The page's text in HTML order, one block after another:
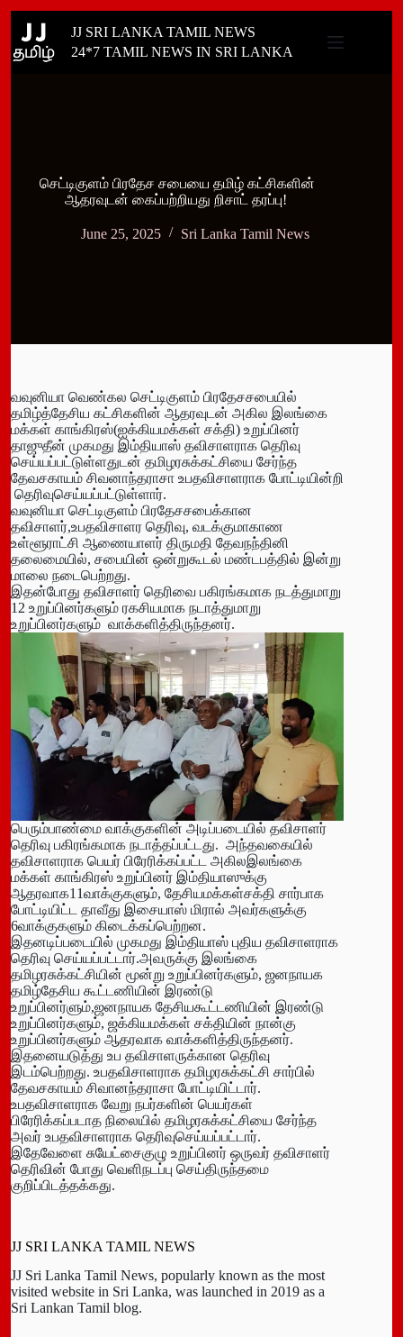
content
JJ SRI LANKA TAMIL NEWS
24*7 TAMIL NEWS IN SRI LANKA
செட்டிகுளம் பிரதேச சபையை தமிழ் கட்சிகளின்
ஆதரவுடன் கைப்பற்றியது றிசாட் தரப்பு!
June 25, 2025 Sri Lanka Tamil News
வவுனியா வெண்கல செட்டிகுளம் பிரதேசசபையில்
தமிழ்த்தேசிய கட்சிகளின் ஆதரவுடன் அகில இலங்கை
மக்கள் காங்கிரஸ்(ஐக்கியமக்கள் சக்தி) உறுப்பினர்
தாஜுதீன் முகமது இம்தியாஸ் தவிசாளராக தெரிவு
செய்யப்பட்டுள்ளதுடன் தமிழரசுக்கட்சியை சேர்ந்த
தேவசகாயம் சிவனாந்தராசா உபதவிசாளராக போட்டியின்றி
தெரிவுசெய்யப்பட்டுள்ளார்.
வவுனியா செட்டிகுளம் பிரதேசசபைக்கான
தவிசாளர்,உபதவிசாளர தெரிவு, வடக்குமாகாண
உள்ளூராட்சி ஆணையாளர் திருமதி தேவநந்தினி
தலைமையில், சபையின் ஒன்றுகூடல் மண்டபத்தில் இன்று
மாலை நடைபெற்றது.
இதன்போது தவிசாளர் தெரிவை பகிரங்கமாக நடத்துமாறு
12 உறுப்பினர்களும் ரகசியமாக நடாத்துமாறு
உறுப்பினர்களும் வாக்களித்திருந்தனர்.
பெரும்பாண்மை வாக்குகளின் அடிப்படையில் தவிசாளர்
தெரிவு பகிரங்கமாக நடாத்தப்பட்டது. அந்தவகையில்
தவிசாளராக பெயர் பிரேரிக்கப்பட்ட அகிலஇலங்கை
மக்கள் காங்கிரஸ் உறுப்பினர் இம்தியாஸுக்கு
ஆதரவாக11வாக்குகளும், தேசியமக்கள்சக்தி சார்பாக
போட்டியிட்ட தாவீது இசையாஸ் மிரால் அவர்களுக்கு
6வாக்குகளும் கிடைக்கப்பெற்றன.
இதனடிப்படையில் முகமது இம்தியாஸ் புதிய தவிசாளராக
தெரிவு செய்யப்பட்டார்.அவருக்கு இலங்கை
தமிழரசுக்கட்சியின் மூன்று உறுப்பினர்களும், ஜனநாயக
தமிழ்தேசிய கூட்டணியின் இரண்டு
உறுப்பினர்ளும்,ஜனநாயக தேசியகூட்டணியின் இரண்டு
உறுப்பினர்களும், ஜக்கியமக்கள் சக்தியின் நான்கு
உறுப்பினர்களும் ஆதரவாக வாக்களித்திருந்தனர்.
இதனையடுத்து உப தவிசாளருக்கான தெரிவு
இடம்பெற்றது. உபதவிசாளராக தமிழரசுக்கட்சி சார்பில்
தேவசகாயம் சிவானந்தராசா போட்டியிட்டார்.
உபதவிசாளராக வேறு நபர்களின் பெயர்கள்
பிரேரிக்கப்படாத நிலையில் தமிழரசுக்கட்சியை சேர்ந்த
அவர் உபதவிசாளராக தெரிவுசெய்யப்பட்டார்.
இதேவேளை சுயேட்சைகுழு உறுப்பினர் ஒருவர் தவிசாளர்
தெரிவின் போது வெளிநடப்பு செய்திருந்தமை
குறிப்பிடத்தக்கது.
JJ SRI LANKA TAMIL NEWS
JJ Sri Lanka Tamil News, popularly known as the most
visited website in Sri Lanka, was launched in 2019 as a
Sri Lankan Tamil blog.